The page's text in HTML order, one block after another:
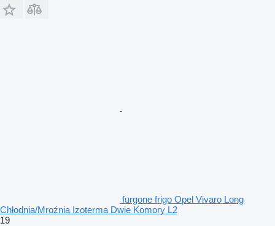
furgone frigo Opel Vivaro Long
Chłodnia/Mroźnia Izoterma Dwie Komory L2
19